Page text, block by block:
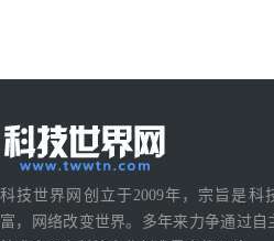
科技世界网创立于2009年，宗旨是科
富，网络改变世界。多年来力争通过自